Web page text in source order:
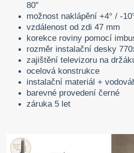
80"
možnost naklápění +4° / -
vzdálenost od zdi 47 mm
korekce roviny pomocí
rozměr instalační desky
zajištění televizoru na
ocelová konstrukce
instalační materiál +
barevné provedení černé
záruka 5 let